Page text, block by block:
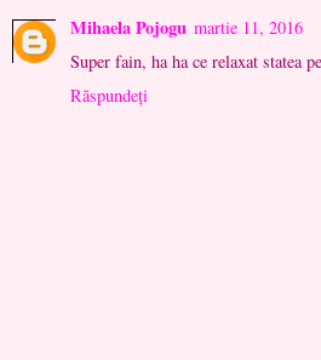
Mihaela Pojogu martie 11, 2016
Super fain, ha ha ce relaxat statea
Răspundeți